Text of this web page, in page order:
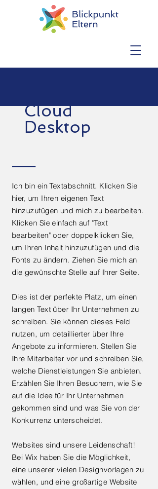
Cloud
Desktop
Ich bin ein Textabschnitt. Klicken Sie
hier, um Ihren eigenen Text
hinzuzufügen und mich zu bearbeiten.
Klicken Sie einfach auf "Text
bearbeiten" oder doppelklicken Sie,
um Ihren Inhalt hinzuzufügen und die
Fonts zu ändern. Ziehen Sie mich an
die gewünschte Stelle auf Ihrer Seite.
Dies ist der perfekte Platz, um einen
langen Text über Ihr Unternehmen zu
schreiben. Sie können dieses Feld
nutzen, um detaillierter über Ihre
Angebote zu informieren. Stellen Sie
Ihre Mitarbeiter vor und schreiben Sie,
welche Dienstleistungen Sie anbieten.
Erzählen Sie Ihren Besuchern, wie Sie
auf die Idee für Ihr Unternehmen
gekommen sind und was Sie von der
Konkurrenz unterscheidet.
Websites sind unsere Leidenschaft!
Bei Wix haben Sie die Möglichkeit,
eine unserer vielen Designvorlagen zu
wählen, und eine großartige Website